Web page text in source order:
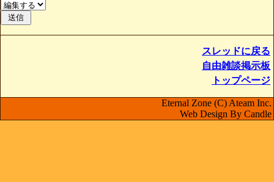
スレッドに戻る
自由雑談掲示板
トップページ
Eternal Zone (C) Ateam Inc.
Web Design By Candle